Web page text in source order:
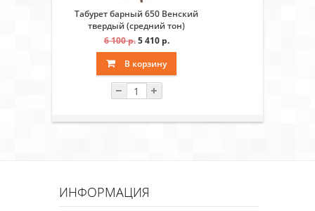
Табурет барный 650 Венский
твердый (средний тон)
6 100 р. 5 410 р.
В корзину
ИНФОРМАЦИЯ